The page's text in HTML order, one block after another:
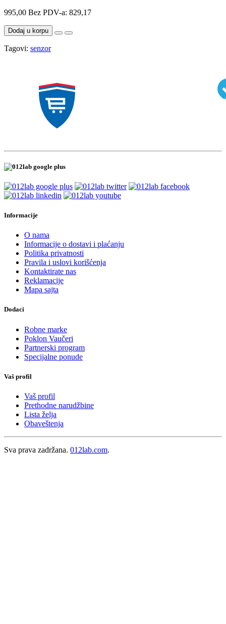
995,00 Bez PDV-a: 829,17
Dodaj u korpu
Tagovi: senzor
Informacije
O nama
Informacije o dostavi i plaćanju
Politika privatnosti
Pravila i uslovi korišćenja
Kontaktirate nas
Reklamacije
Mapa sajta
Dodaci
Robne marke
Poklon Vaučeri
Partnerski program
Specijalne ponude
Vaš profil
Vaš profil
Prethodne narudžbine
Lista želja
Obaveštenja
Sva prava zadržana. 012lab.com.